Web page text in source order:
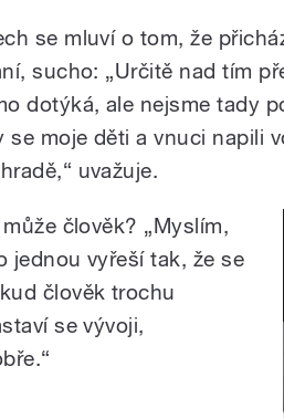
se mluví o tom, že
sucho: „Určitě nad tím
dotýká, ale nejsme tady
se moje děti a vnuci napili
uvažuje.
člověk? „Myslím,
jednou vyřeší tak, že se
člověk trochu
se vývoji,